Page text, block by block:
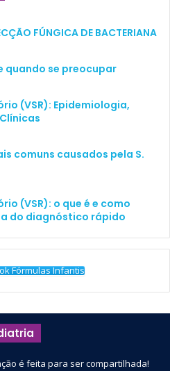
FÚNGICA DE BACTERIANA
quando se preocupar
(VSR): Epidemiologia,
comuns causados pela S.
(VSR): o que é e como
do diagnóstico rápido
Fórmulas Infantis
é feita para ser compartilhada!